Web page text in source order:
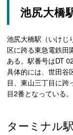
池尻大橋
池尻大橋駅（いけじ
区に跨る東急電鉄田
ある。駅番号はDT 02
具体的には、世田谷
目、東山三丁目に跨
目2番となっている。
ターミナル